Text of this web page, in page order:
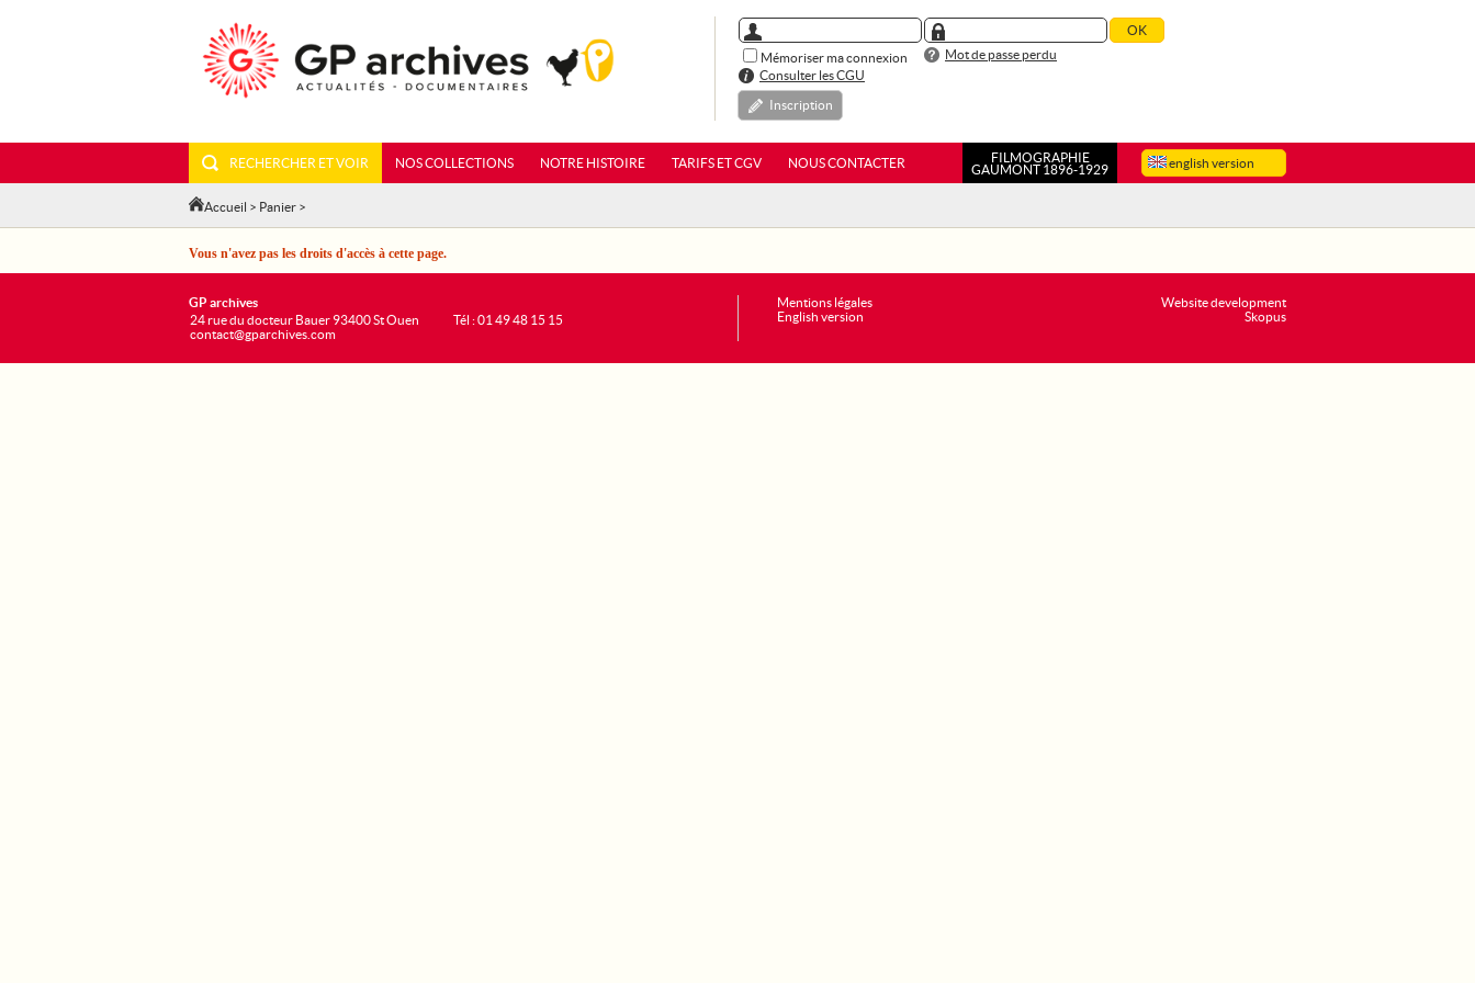
Mémoriser ma connexion
Mot de passe perdu
Consulter les CGU
Inscription
english version
RECHERCHER ET VOIR NOS COLLECTIONS NOTRE HISTOIRE TARIFS ET CGV NOUS CONTACTER
FILMOGRAPHIE
GAUMONT 1896-1929
Accueil > Panier >
Vous n'avez pas les droits d'accès à cette page.
Website development
Skopus
GP archives
24 rue du docteur Bauer 93400 St Ouen
contact@gparchives.com
Tél : 01 49 48 15 15
Mentions légales
English version